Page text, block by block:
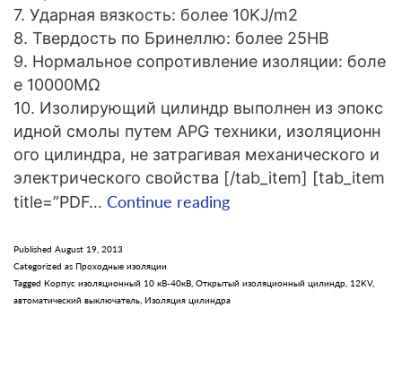
7. Ударная вязкость: более 10KJ/m2
8. Твердость по Бринеллю: более 25HB
9. Нормальное сопротивление изоляции: боле
е 10000MΩ
10. Изолирующий цилиндр выполнен из эпокс
идной смолы путем APG техники, изоляционн
ого цилиндра, не затрагивая механического и
электрического свойства [/tab_item] [tab_item
title=”PDF… Continue readingИзоляционные
Published August 19, 2013
Categorized as Проходные изоляции
Tagged Корпус изоляционный 10 кВ-40кВ Открытый изоляционный цилиндр 12KV,
автоматический выключатель Изоляция цилиндра